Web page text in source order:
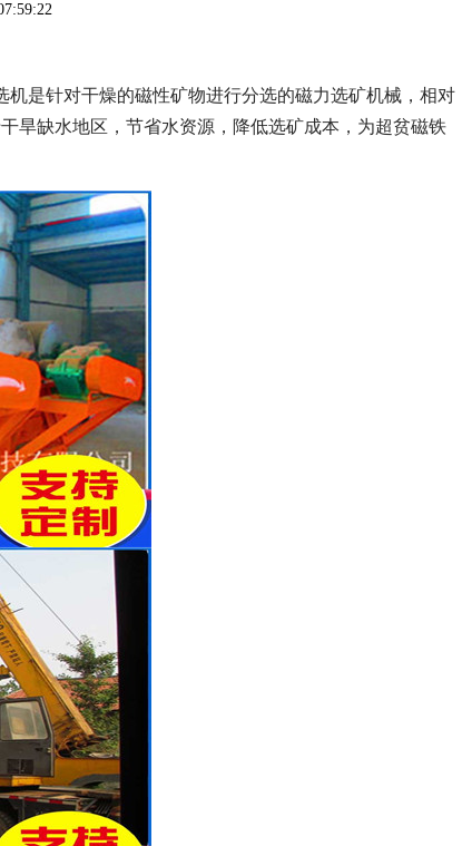
磁滚筒
是针对干燥的磁性矿物进行分选的磁力选矿机械，相对
旱缺水地区，节省水资源，降低选矿成本，为超贫磁铁